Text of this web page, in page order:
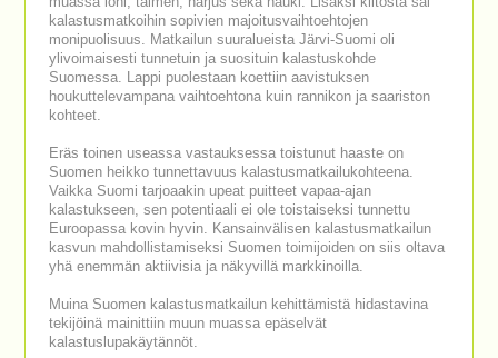
kalastusmatkoihin sopivien majoitusvaihtoehtojen
monipuolisuus. Matkailun suuralueista Järvi-Suomi oli
ylivoimaisesti tunnetuin ja suosituin kalastuskohde
Suomessa. Lappi puolestaan koettiin aavistuksen
houkuttelevampana vaihtoehtona kuin rannikon ja saariston
kohteet.
Eräs toinen useassa vastauksessa toistunut haaste on
Suomen heikko tunnettavuus kalastusmatkailukohteena.
Vaikka Suomi tarjoaakin upeat puitteet vapaa-ajan
kalastukseen, sen potentiaali ei ole toistaiseksi tunnettu
Euroopassa kovin hyvin. Kansainvälisen kalastusmatkailun
kasvun mahdollistamiseksi Suomen toimijoiden on siis oltava
yhä enemmän aktiivisia ja näkyvillä markkinoilla.
Muina Suomen kalastusmatkailun kehittämistä hidastavina
tekijöinä mainittiin muun muassa epäselvät
kalastuslupakäytännöt.